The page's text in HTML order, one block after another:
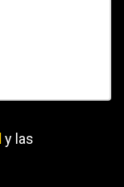
y las